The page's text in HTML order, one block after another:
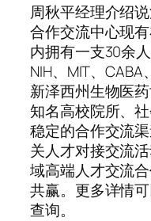
周秋平经理介绍
合作交流中心现
内拥有一支30余
NIH、MIT、CABA
新泽西州生物医
知名高校院所、
稳定的合作交流
关人才对接交流
域高端人才交流
共赢。更多详情
查询。